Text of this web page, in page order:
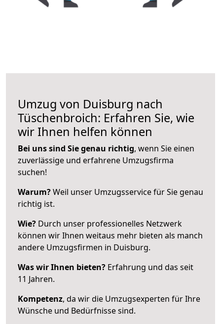
Umzug von Duisburg nach
Tüschenbroich: Erfahren Sie, wie
wir Ihnen helfen können
Bei uns sind Sie genau richtig, wenn Sie einen
zuverlässige und erfahrene Umzugsfirma
suchen!
Warum?Weil unser Umzugsservice für Sie genau
richtig ist.
Wie? Durch unser professionelles Netzwerk
können wir Ihnen weitaus mehr bieten als manch
andere Umzugsfirmen in Duisburg.
Was wir Ihnen bieten? Erfahrung und das seit
11 Jahren.
Kompetenz, da wir die Umzugsexperten für Ihre
Wünsche und Bedürfnisse sind.